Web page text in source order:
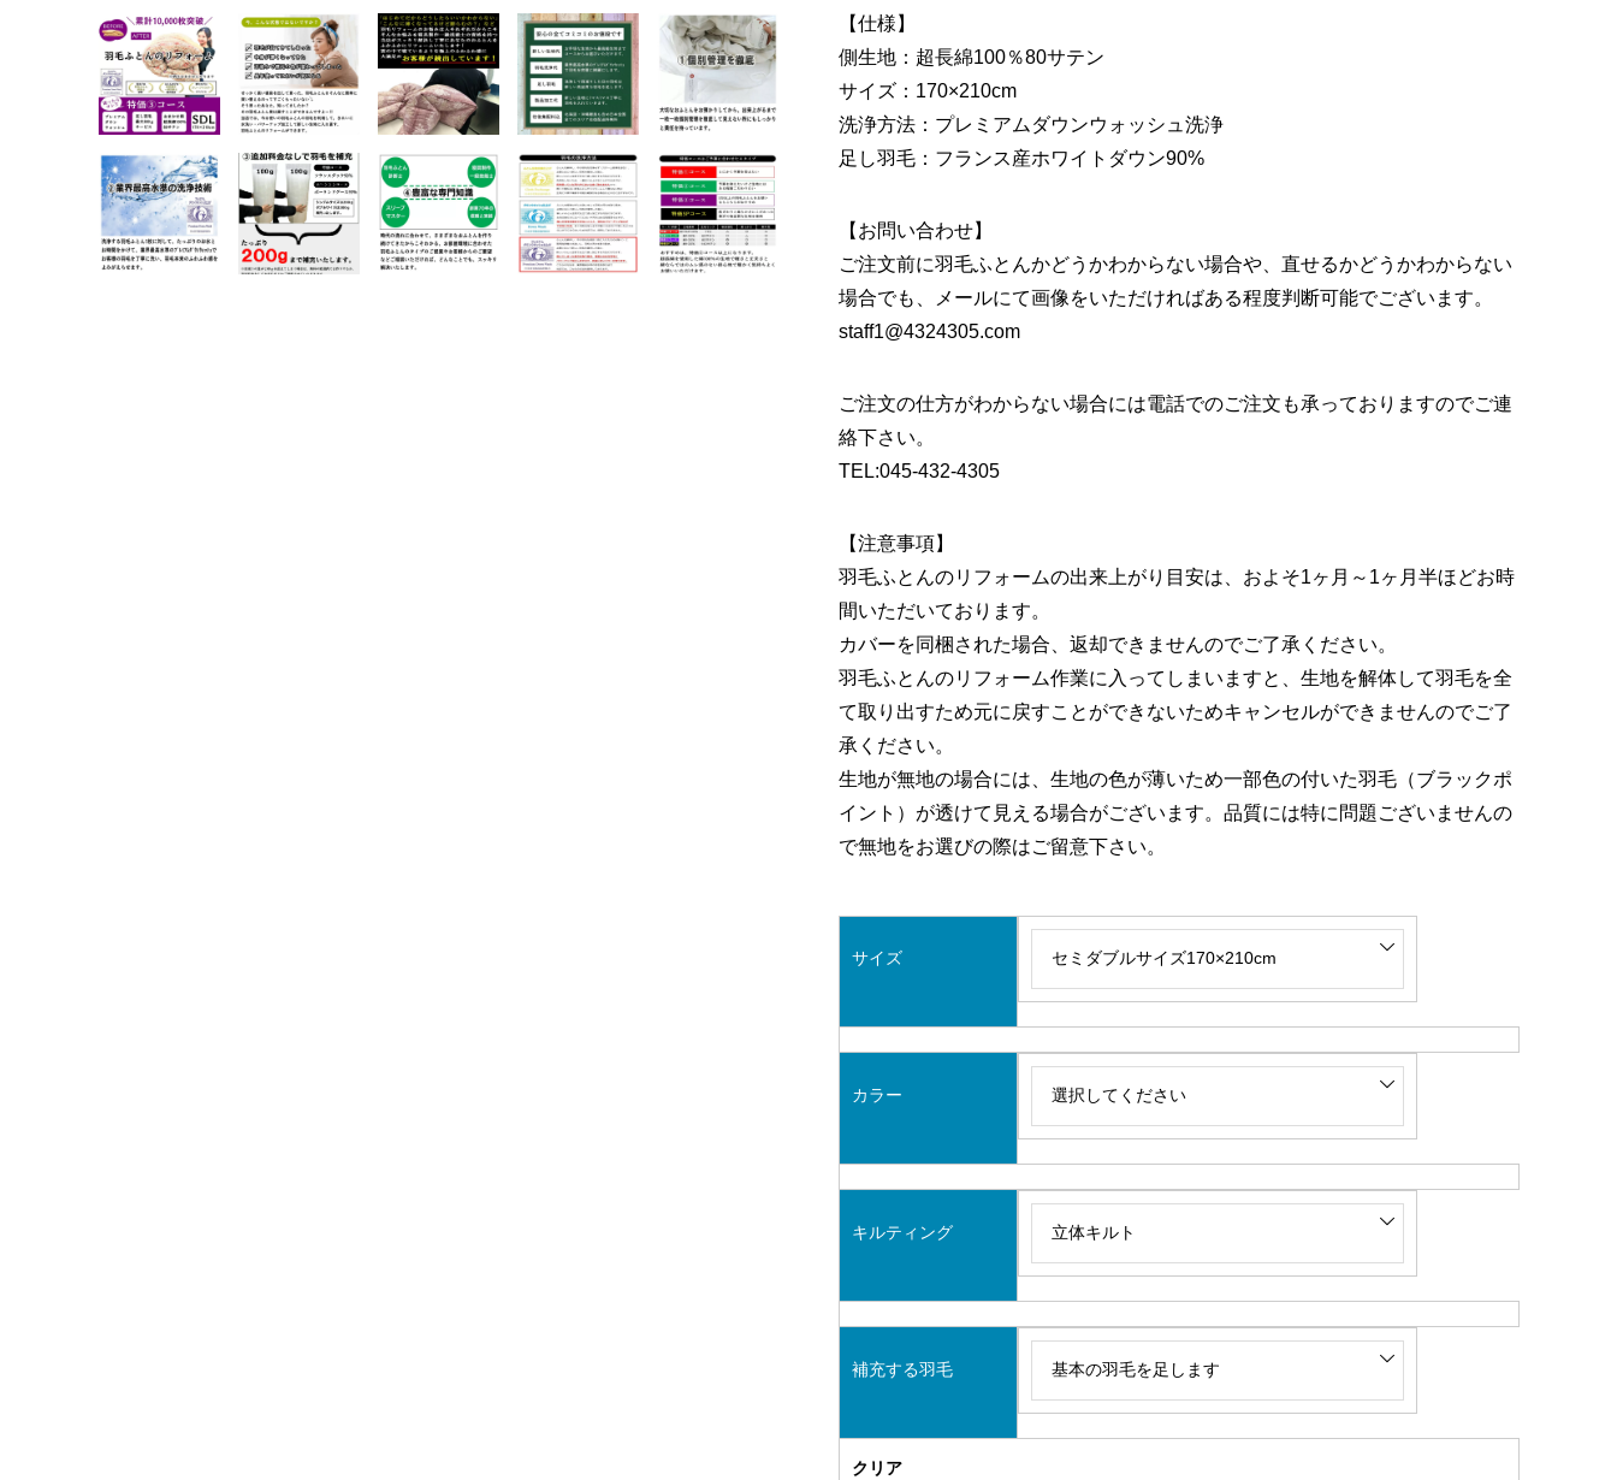
【仕様】
側生地：超長綿100％80サテン
サイズ：170×210cm
洗浄方法：プレミアムダウンウォッシュ洗浄
足し羽毛：フランス産ホワイトダウン90%
【お問い合わせ】
ご注文前に羽毛ふとんかどうかわからない場合や、直せるかどうかわからない
場合でも、メールにて画像をいただければある程度判断可能でございます。
staff1@4324305.com
ご注文の仕方がわからない場合には電話でのご注文も承っておりますのでご連
絡下さい。
TEL:045-432-4305
【注意事項】
羽毛ふとんのリフォームの出来上がり目安は、およそ1ヶ月～1ヶ月半ほどお時
間いただいております。
カバーを同梱された場合、返却できませんのでご了承ください。
羽毛ふとんのリフォーム作業に入ってしまいますと、生地を解体して羽毛を全
て取り出すため元に戻すことができないためキャンセルができませんのでご了
承ください。
生地が無地の場合には、生地の色が薄いため一部色の付いた羽毛（ブラックポ
イント）が透けて見える場合がございます。品質には特に問題ございませんの
で無地をお選びの際はご留意下さい。
サイズ
カラー
キルティング
補充する羽毛
クリア